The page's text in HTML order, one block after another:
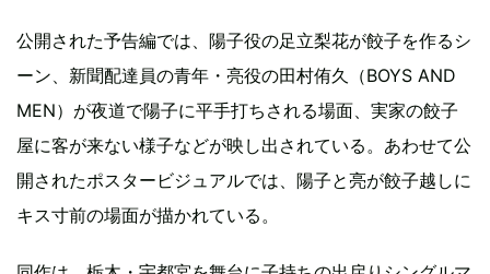
公開された予告編では、陽子役の足立梨花が餃子を作るシ
ーン、新聞配達員の青年・亮役の田村侑久（BOYS AND
MEN）が夜道で陽子に平手打ちされる場面、実家の餃子
屋に客が来ない様子などが映し出されている。あわせて公
開されたポスタービジュアルでは、陽子と亮が餃子越しに
キス寸前の場面が描かれている。